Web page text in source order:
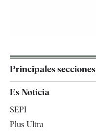
Principales secciones
España
Es Noticia
SEPI
Plus Ultra